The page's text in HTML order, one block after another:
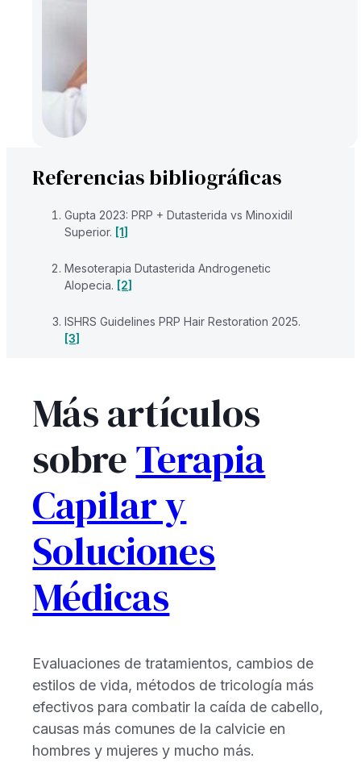
Referencias bibliográficas
Gupta 2023: PRP + Dutasterida vs Minoxidil
Superior. [1]
Mesoterapia Dutasterida Androgenetic
Alopecia. [2]
ISHRS Guidelines PRP Hair Restoration 2025.
[3]
Más artículos
sobreTerapia
Capilar y
Soluciones
Médicas
Evaluaciones de tratamientos, cambios de
estilos de vida, métodos de tricología más
efectivos para combatir la caída de cabello,
causas más comunes de la calvicie en
hombres y mujeres y mucho más.